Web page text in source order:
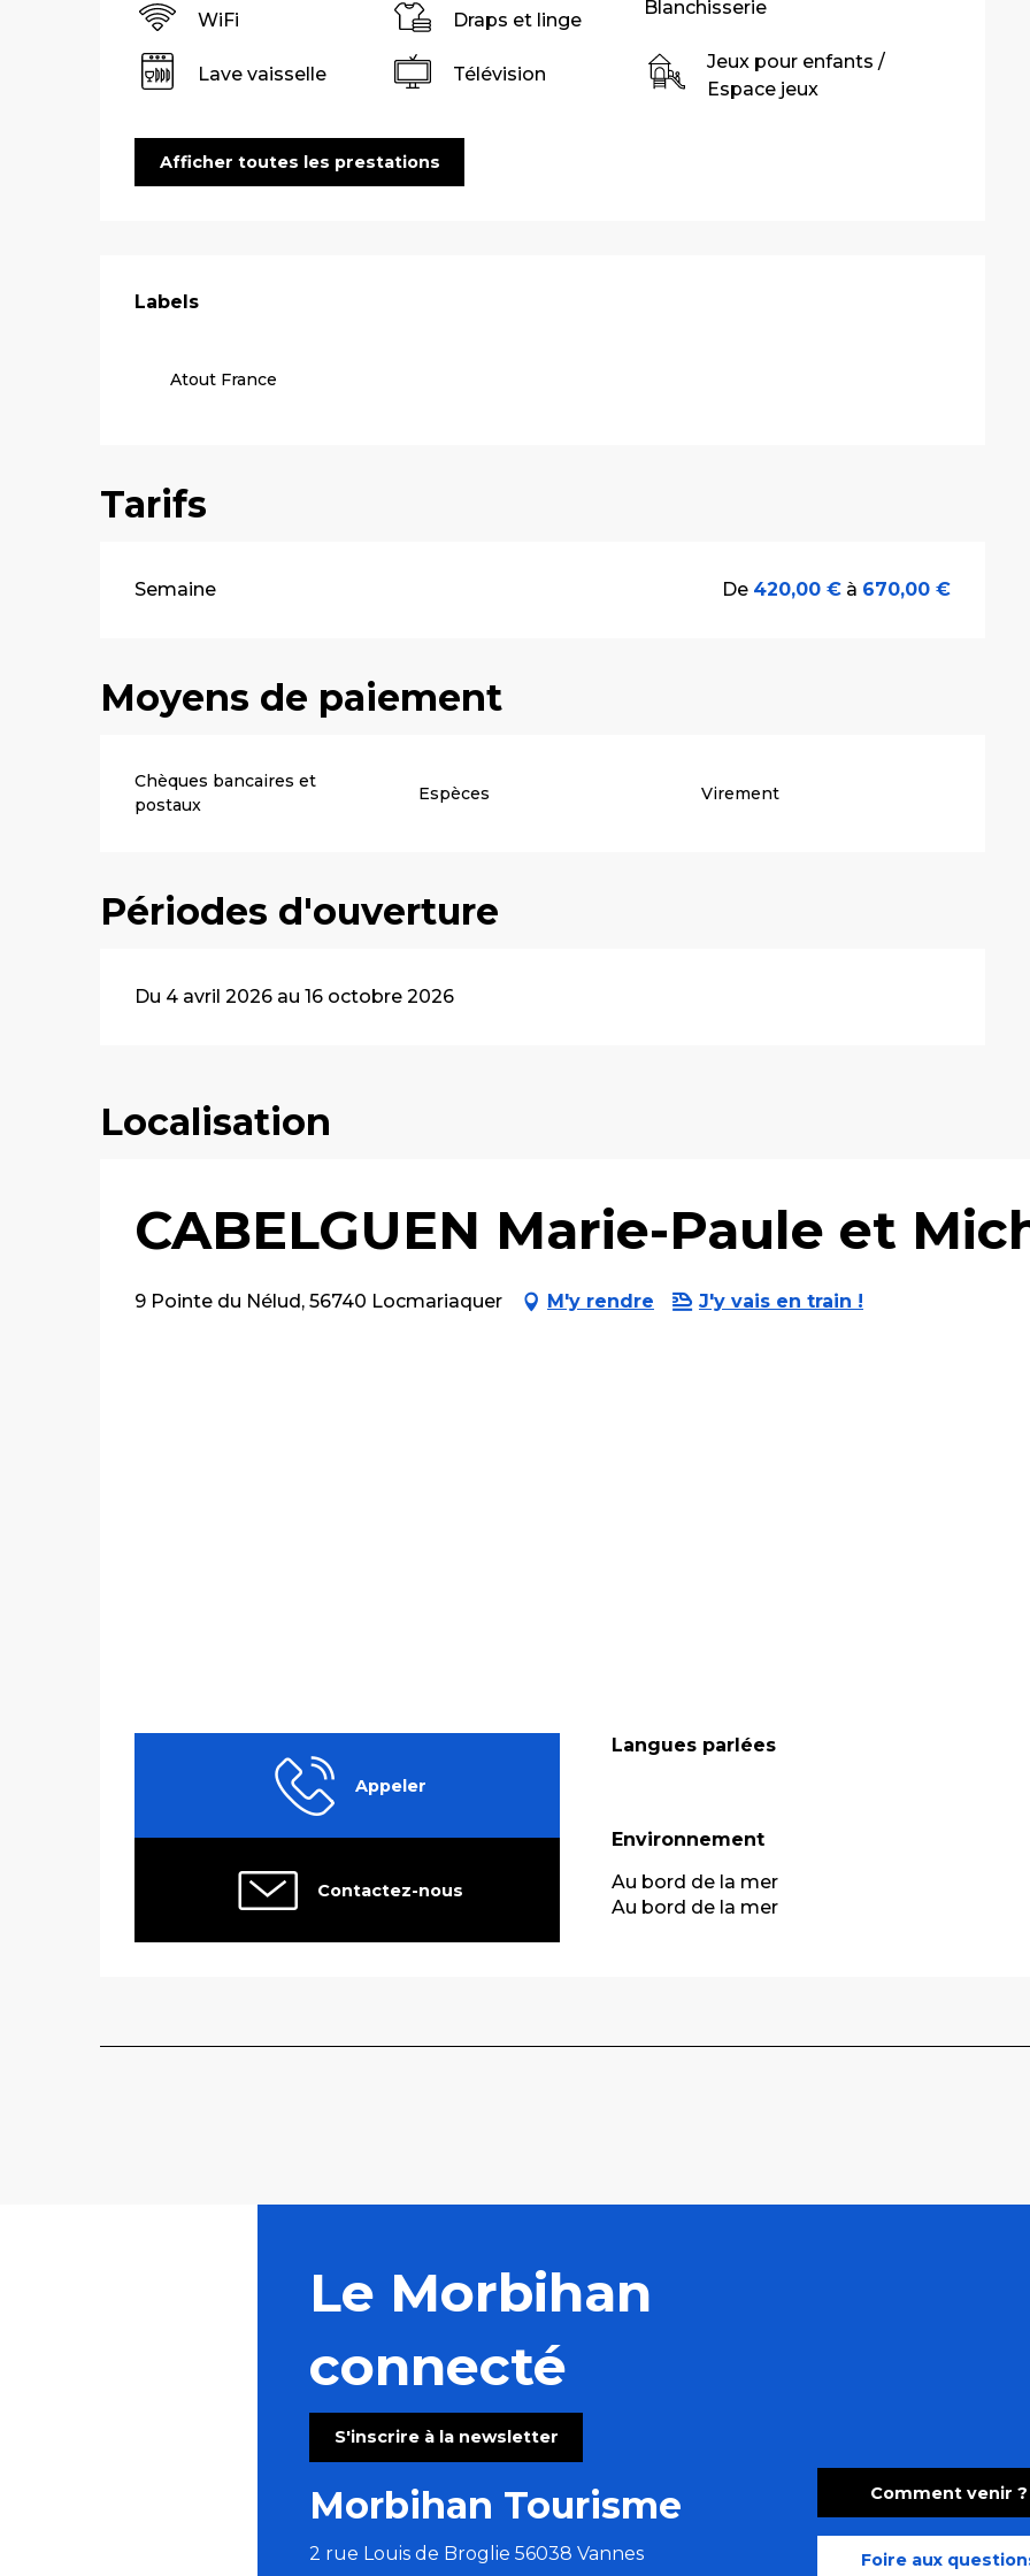
WiFi Draps et linge
Blanchisserie
Lave vaisselle Télévision
Jeux pour enfants /
Espace jeux
Afficher toutes les prestations
Offres de prestations
Labels
Labels
Atout France
Tarifs
Tarifs 2026
Semaine De 420,00 € à 670,00 €
Moyens de paiement
Chèques bancaires et
postaux
Espèces Virement
Périodes d'ouverture
Du 4 avril 2026 au 16 octobre 2026
Localisation
CABELGUEN Marie-Paule et
9 Pointe du Nélud, 56740 Locmariaquer M'y rendre J'y vais en train !
Appeler
Contactez-nous
Langues parlées
Langues parlées
Environnement
Environnement
Au bord de la mer
Au bord de la mer
Le Morbihan
connecté
S'inscrire à la newsletter
Morbihan Tourisme
2 rue Louis de Broglie 56038 Vannes
Comment venir ?
Foire aux